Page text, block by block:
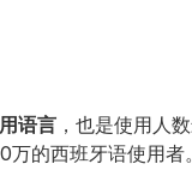
语言 ，也是使用人
的西班牙语使用